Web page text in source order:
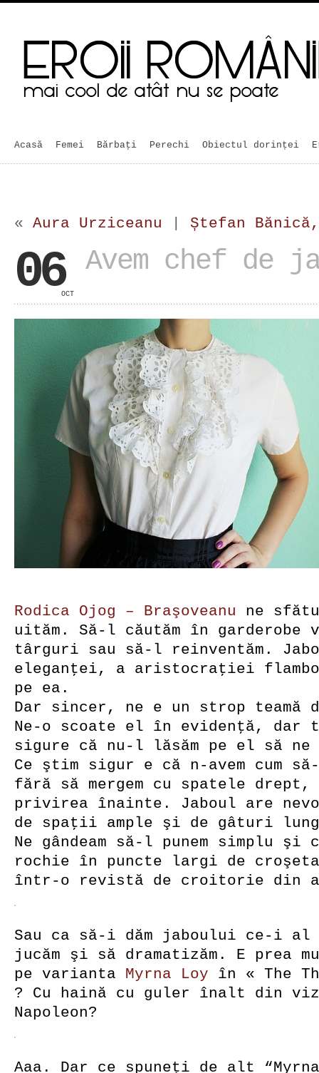
Acasă Femei Bărbaţi Perechi Obiectul dorinței
« Aura Urziceanu Ștefan
06OCT
Avem chef de
Rodica Ojog – Braşoveanu ne
uităm. Să-l căutăm în garderobe
târguri sau să-l reinventăm.
eleganţei, a aristocraţiei
pe ea.
Dar sincer, ne e un strop teamă
Ne-o scoate el în evidenţă, dar
sigure că nu-l lăsăm pe el să ne
Ce ştim sigur e că n-avem cum
fără să mergem cu spatele
privirea înainte. Jaboul are
de spaţii ample şi de gâturi
Ne gândeam să-l punem simplu şi
rochie în puncte largi de
într-o revistă de croitorie din
Sau ca să-i dăm jaboului ce-i
jucăm şi să dramatizăm. E prea
pe varianta Myrna Loy în « The
? Cu haină cu guler înalt din
Napoleon?
Aaa. Dar ce spuneţi de alt